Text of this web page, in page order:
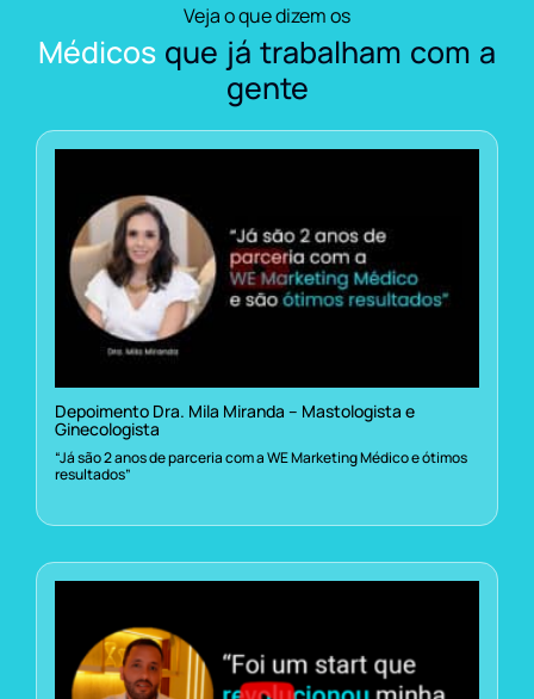
Veja o que dizem os
Médicos que já trabalham com a
gente
Depoimento Dra. Mila Miranda – Mastologista e
Ginecologista
“Já são 2 anos de parceria com a WE Marketing Médico e ótimos
resultados”